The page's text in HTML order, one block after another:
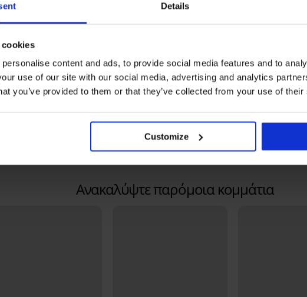
Details
content and ads, to provide social media features and to
use of our site with our social media, advertising and analytics
you’ve provided to them or that they’ve collected from your use of
Customize
Bestseller
Σουτιέν DIVA by IVA χωρίς
Bestseller
Σουτιέν Spacer Delicate
Ανακαλύψτε παρόμοια κομμάτια